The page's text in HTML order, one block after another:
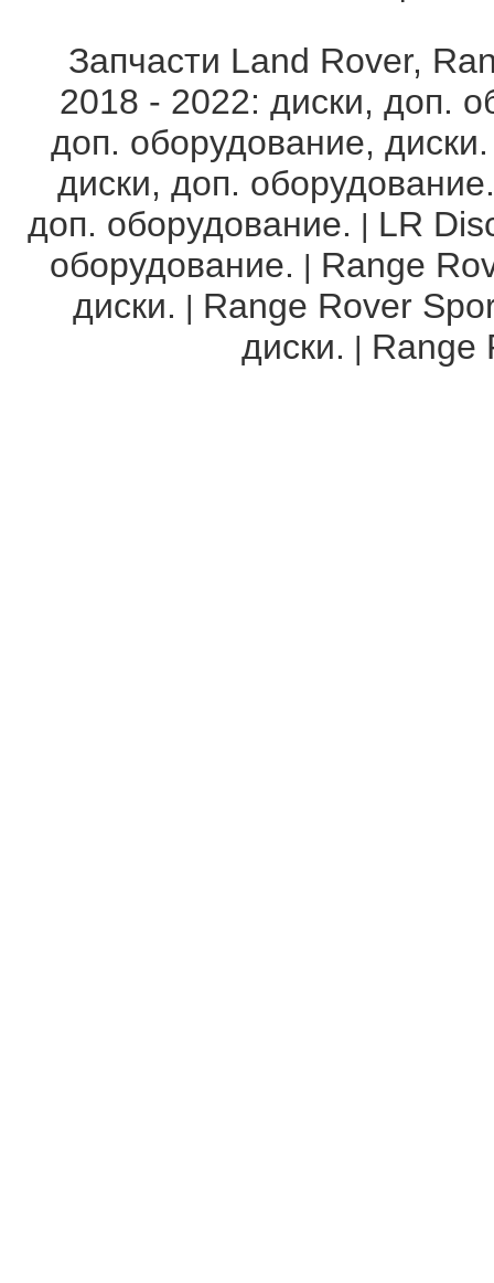
Запчасти Land Rover,
2018 - 2022: диски, доп.
доп. оборудование, диски.
диски, доп. оборудование.
доп. оборудование. | LR
оборудование. | Range
диски. | Range Rover
диски. | Range